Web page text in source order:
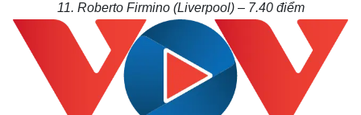
11. Roberto Firmino (Liverpool) – 7.40điểm